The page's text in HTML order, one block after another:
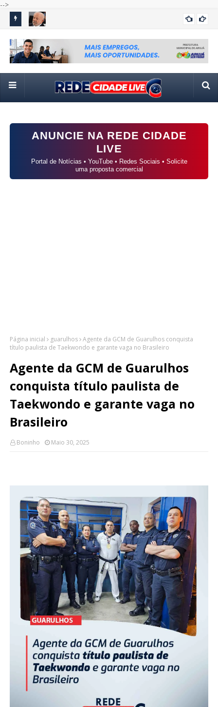
-->
patrimônio informado em 2022
POLÍTICA
ANUNCIE NA REDE CIDADE
LIVE
Portal de Notícias • YouTube • Redes Sociais • Solicite
uma proposta comercial
Página inicial guarulhos Agente da GCM de Guarulhos conquista
título paulista de Taekwondo e garante vaga no Brasileiro
Agente da GCM de Guarulhos
conquista título paulista de
Taekwondo e garante vaga no
Brasileiro
Boninho Maio 30, 2025